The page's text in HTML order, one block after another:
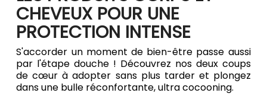
CHEVEUX POUR UNE
PROTECTION INTENSE
S'accorder un moment de bien-être passe aussi
par l'étape douche ! Découvrez nos deux coups
de cœur à adopter sans plus tarder et plongez
dans une bulle réconfortante, ultra cocooning.